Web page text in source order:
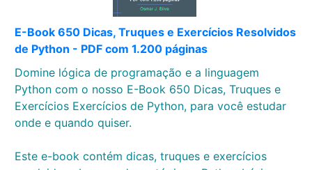
E-Book 650 Dicas, Truques e Exercícios Resolvidos
de Python - PDF com 1.200 páginas
Domine lógica de programação e a linguagem
Python com o nosso E-Book 650 Dicas, Truques e
Exercícios Exercícios de Python, para você estudar
onde e quando quiser.
Este e-book contém dicas, truques e exercícios